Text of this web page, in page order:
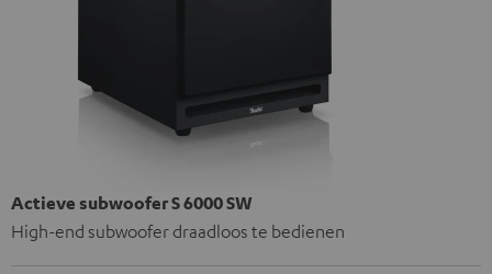
Actieve subwoofer S 6000 SW
High-end subwoofer draadloos te bedienen